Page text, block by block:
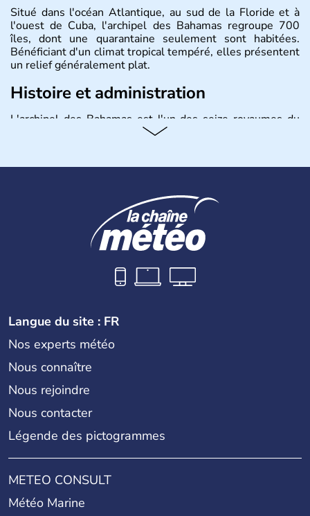
Situé dans l'océan Atlantique, au sud de la Floride et à
l'ouest de Cuba, l'archipel des Bahamas regroupe 700
îles, dont une quarantaine seulement sont habitées.
Bénéficiant d'un climat tropical tempéré, elles présentent
un relief généralement plat.
Histoire et administration
L'archipel des Bahamas est l'un des seize royaumes du
Commonwealth, fidèle à sa Reine Elisabeth II depuis son
pris son essor pendant la guerre d'indépendance
géographique idéale permettant de lutter contre le
blocus imposé aux Etats-Unis. La ville conserve encore
aujourd'hui des traces de son passé colonial.
Langue du site : FR
Nos experts météo
Nous connaître
Nous rejoindre
Nous contacter
Légende des pictogrammes
METEO CONSULT
Météo Marine